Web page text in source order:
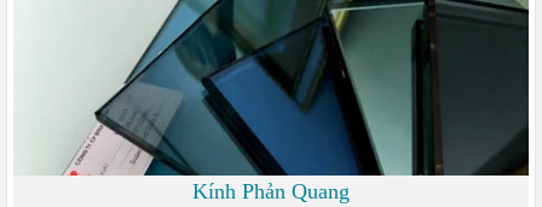
Kính Phản Quang